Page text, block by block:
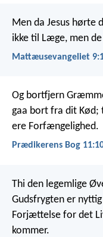
Men da Jesus hørte
ikke til Læge, men de
Mattæusevangeliet
Og bortfjern
gaa bort fra dit Kød;
ere Forfængelighed.
Prædikerens Bog
Thi den legemlige
Gudsfrygten er
Forjættelse for det
kommer.